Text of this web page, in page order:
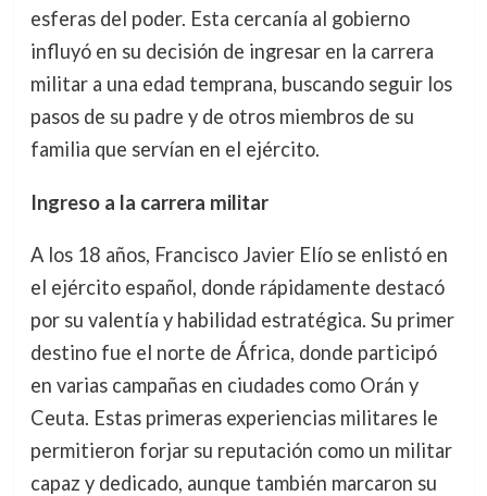
esferas del poder. Esta cercanía al gobierno
influyó en su decisión de ingresar en la carrera
militar a una edad temprana, buscando seguir los
pasos de su padre y de otros miembros de su
familia que servían en el ejército.
Ingreso a la carrera militar
A los 18 años, Francisco Javier Elío se enlistó en
el ejército español, donde rápidamente destacó
por su valentía y habilidad estratégica. Su primer
destino fue el norte de África, donde participó
en varias campañas en ciudades como Orán y
Ceuta. Estas primeras experiencias militares le
permitieron forjar su reputación como un militar
capaz y dedicado, aunque también marcaron su